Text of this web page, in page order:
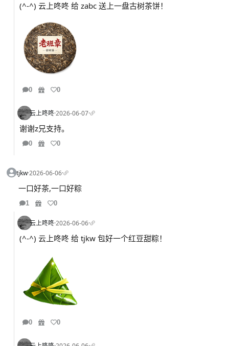
(^-^) 云上咚咚 给 zabc 送上一盘古树茶饼！
0 0
云上咚咚·2026-06-07·
谢谢z兄支持。
0 0
tjkw·2026-06-06·
一口好茶,一口好粽
1 0
云上咚咚·2026-06-06·
(^-^) 云上咚咚 给 tjkw 包好一个红豆甜粽！
0 0